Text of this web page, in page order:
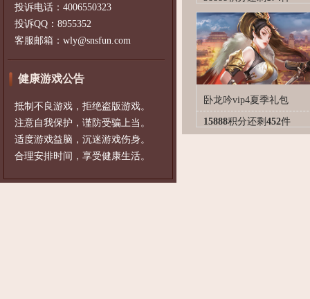
投诉电话：4006550323
投诉QQ：8955352
客服邮箱：wly@snsfun.com
健康游戏公告
抵制不良游戏，拒绝盗版游戏。
注意自我保护，谨防受骗上当。
适度游戏益脑，沉迷游戏伤身。
合理安排时间，享受健康生活。
卧龙吟vip4夏季礼包
15888积分还剩 452件